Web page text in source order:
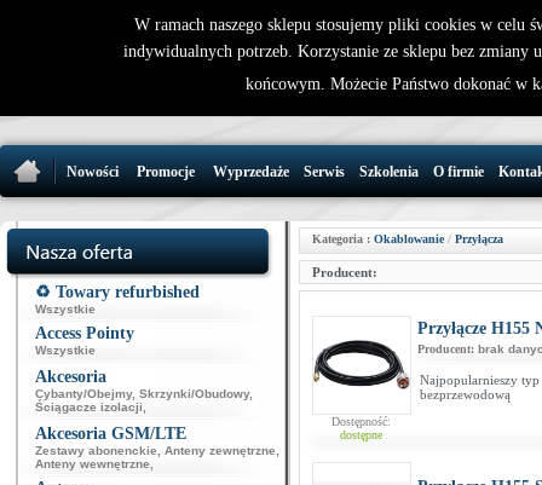
32 721 86
Nowości Promocje Wyprzedaże Serwis Szkolenia O firmie
♻️ Towary refurbished
Wszystkie
Access Pointy
Wszystkie
Akcesoria
Cybanty/Obejmy, Skrzynki/Obudowy,
Ściągacze izolacji
Akcesoria GSM/LTE
Zestawy abonenckie Anteny zewnętrzne
Anteny wewnętrzne
Kategoria : Okablowanie/ Przyłącza
Producent:
Dostępność:
dostępne
Przyłącze
Producent: brak
Najpopularnieszy typ
bezprzewodową
W ramach naszego sklepu stosujemy pliki cookies w celu
indywidualnych potrzeb. Korzystanie ze sklepu bez zmiany
końcowym. Możecie Państwo dokonać w